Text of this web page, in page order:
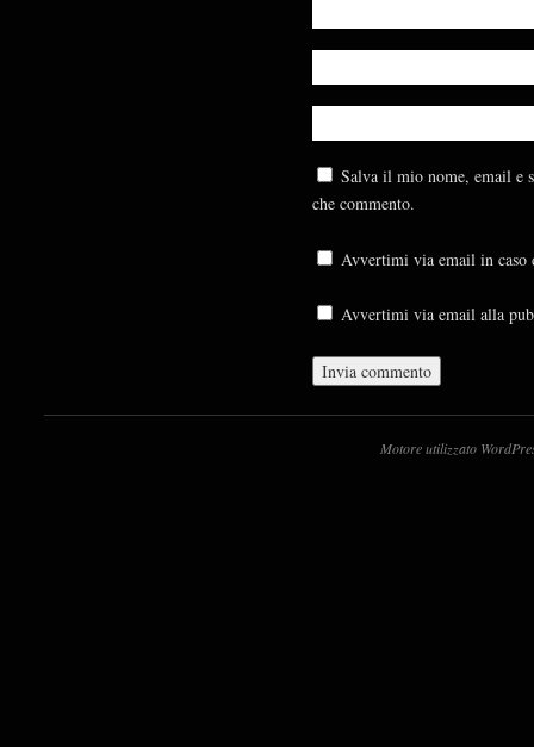
Salva il mio nome, email e
che commento.
Avvertimi via email in caso
Avvertimi via email alla
Motore utilizzato